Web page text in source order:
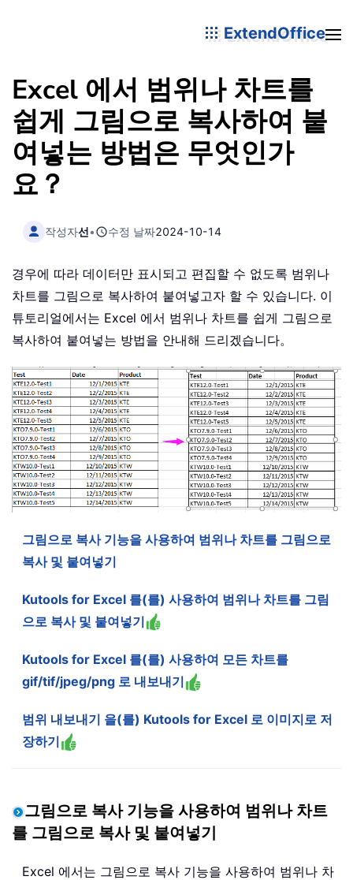
ExtendOffice
Excel 에서 범위나 차트를
쉽게 그림으로 복사하여 붙
여넣는 방법은 무엇인가
요？
작성자선• 수정 날짜2024-10-14
경우에 따라 데이터만 표시되고 편집할 수 없도록 범위나
차트를 그림으로 복사하여 붙여넣고자 할 수 있습니다. 이
튜토리얼에서는 Excel 에서 범위나 차트를 쉽게 그림으로
복사하여 붙여넣는 방법을 안내해 드리겠습니다。
그림으로 복사 기능을 사용하여 범위나 차트를 그림으로
복사 및 붙여넣기
Kutools for Excel 를(를) 사용하여 범위나 차트를 그림
으로 복사 및 붙여넣기
Kutools for Excel 를(를) 사용하여 모든 차트를
gif/tif/jpeg/png 로 내보내기
범위 내보내기 을(를) Kutools for Excel 로 이미지로 저
장하기
그림으로 복사 기능을 사용하여 범위나 차트
를 그림으로 복사 및 붙여넣기
Excel 에서는 그림으로 복사 기능을 사용하여 범위나 차